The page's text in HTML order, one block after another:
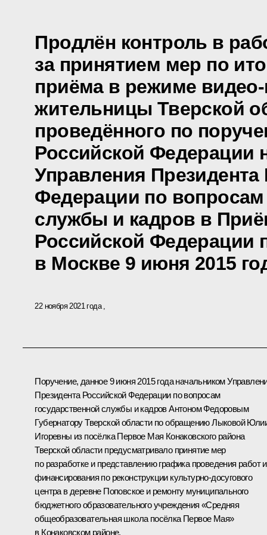
Продлён контроль в
за принятием мер по
приёма в режиме
жительницы Тверской
проведённого по
Российской Федерации
Управления Президента
Федерации по вопросам
службы и кадров в
Российской Федерации
в Москве 9 июня 2015
22 ноября 2021 года
Поручение, данное 9 июня 2015 года начальником
Президента Российской Федерации по вопросам
государственной службы и кадров Антоном Федоровым
Губернатору Тверской области по обращению Лыковой
Игоревны из посёлка Первое Мая Конаковского района
Тверской области предусматривало принятие мер
по разработке и представлению графика проведения работ
финансирования по реконструкции культурно-досугового
центра в деревне Поповское и ремонту муниципального
бюджетного образовательного учреждения «Средняя
общеобразовательная школа посёлка Первое Мая»
в Конаковском районе.